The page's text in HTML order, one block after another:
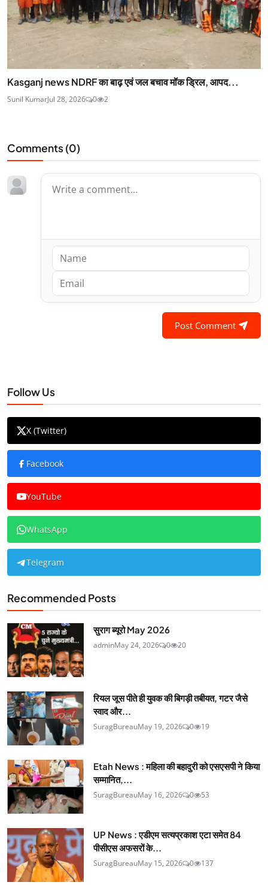
Kasganj news NDRF का बाढ़ एवं जल बचाव मॉक ड्रिल, आपद...
Sunil KumarJul 28, 2026 0 2
Comments (0)
Post Comment
Follow Us
X (Twitter)
Facebook
YouTube
WhatsApp
Telegram
Recommended Posts
सुराग ब्यूरो May 2026
adminMay 24, 2026 0 20
रियल जूस पीते ही युवक की बिगड़ी तबीयत, गटर जैसे
स्वाद और...
SuragBureauMay 19, 2026 0 19
Etah News : महिला की बहादुरी को एसएसपी ने किया
सम्मानित,...
SuragBureauMay 16, 2026 0 53
UP News : एडीएम सत्यप्रकाश एटा समेत 84
पीसीएस अफसरों के...
SuragBureauMay 15, 2026 0 137